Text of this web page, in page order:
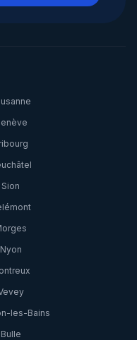
Sion
Nyon
les-Bains
Bulle